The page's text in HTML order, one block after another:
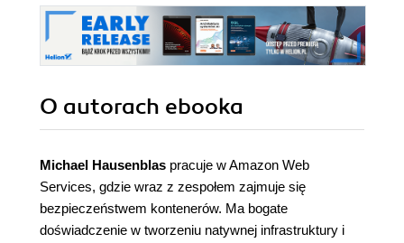
O autorach ebooka
Michael Hausenblas pracuje w Amazon Web
Services, gdzie wraz z zespołem zajmuje się
bezpieczeństwem kontenerów. Ma bogate
doświadczenie w tworzeniu natywnej infrastruktury i